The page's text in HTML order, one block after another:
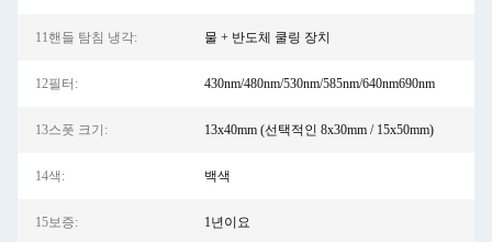
11핸들 탐침 냉각: 물 + 반도체 쿨링 장치
12필터: 430nm/480nm/530nm/585nm/640nm690nm
13스폿 크기: 13x40mm (선택적인 8x30mm / 15x50mm)
14색: 백색
15보증: 1년이요